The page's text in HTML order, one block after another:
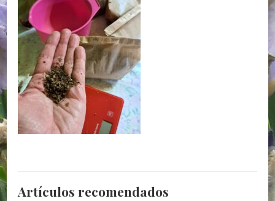
Artículos recomendados